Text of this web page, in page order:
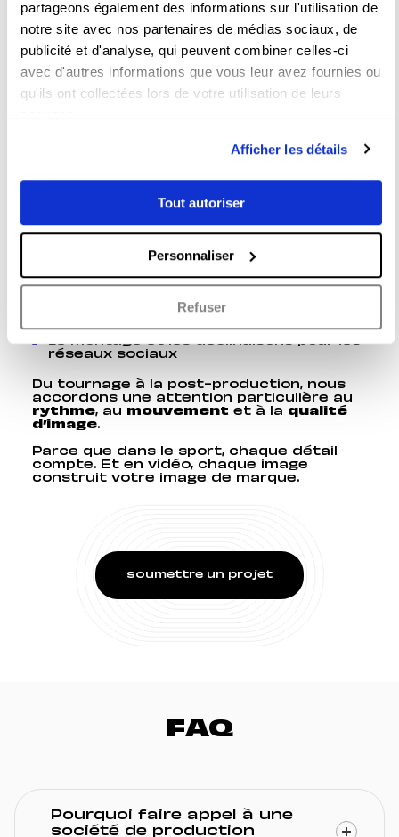
partageons également des informations sur l'utilisation de
notre site avec nos partenaires de médias sociaux, de
publicité et d'analyse, qui peuvent combiner celles-ci
avec d'autres informations que vous leur avez fournies ou
qu'ils ont collectées lors de votre utilisation de leurs
Afficher les détails
Tout autoriser
Personnaliser
Refuser
MAÎTRISÉE DE A À Z
créative et maîtrise technique pour
produire desvidéos sportives
professionnelles à fort impact
des messages clés, choix des formats et
highlights
Les interviews et portraits d’athlètes
Le montage et les déclinaisons pour les
réseaux sociaux
Du tournage à la post-production, nous
accordons une attention particulière au
rythme, au mouvement et à la qualité
d’image.
Parce que dans le sport, chaque détail
compte. Et en vidéo, chaque image
construit votre image de marque.
soumettre un projet
FAQ
Pourquoi faire appel à une
société de production